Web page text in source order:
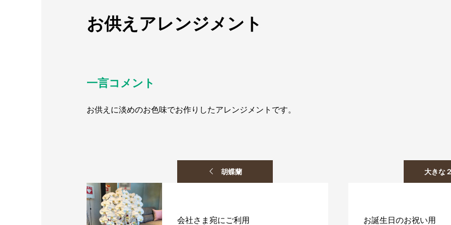
お供えアレンジメント
一言コメント
お供えに淡めのお色味でお作りしたアレンジメントです。
胡蝶蘭
会社さま宛にご利用
大きな
お誕生日のお祝い用